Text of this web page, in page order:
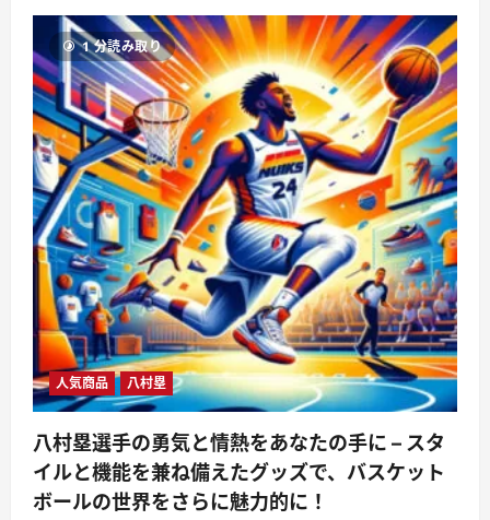
フ
ァ
光
の
全
て
を
知
る！
光
速
で
つ
な
が
る
未
来
へ
—
新
生
活
に
は
確
か
な
ネ
ッ
ト
環
境
1 分読み取り
人気商品 八村塁
八村塁選手の勇気と情熱をあなたの手に – スタ
イルと機能を兼ね備えたグッズで、バスケット
ボールの世界をさらに魅力的に！